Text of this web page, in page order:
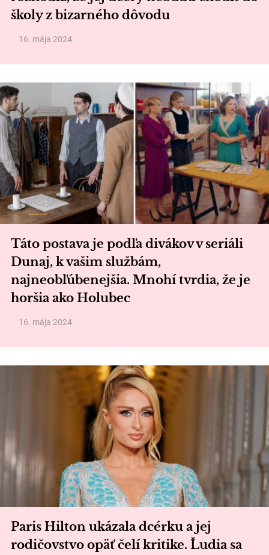
školy z bizarného dôvodu
16. mája 2024
Táto postava je podľa divákov v seriáli
Dunaj, k vašim službám,
najneobľúbenejšia. Mnohí tvrdia, že je
horšia ako Holubec
16. mája 2024
Paris Hilton ukázala dcérku a jej
rodičovstvo opäť čelí kritike. Ľudia sa